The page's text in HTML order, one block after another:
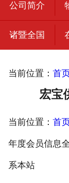
公司简介
诸暨全国
当前位置： 首
宏宝
当前位置： 首
年度会员信息
系本站